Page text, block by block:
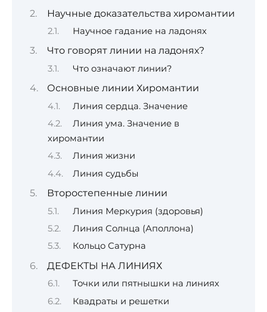
Научные доказательства хиромантии
Научное гадание на ладонях
Что говорят линии на ладонях?
Что означают линии?
Основные линии Хиромантии
Линия сердца. Значение
Линия ума. Значение в
хиромантии
Линия жизни
Линия судьбы
Второстепенные линии
Линия Меркурия (здоровья)
Линия Солнца (Аполлона)
Кольцо Сатурна
ДЕФЕКТЫ НА ЛИНИЯХ
Точки или пятнышки на линиях
Квадраты и решетки